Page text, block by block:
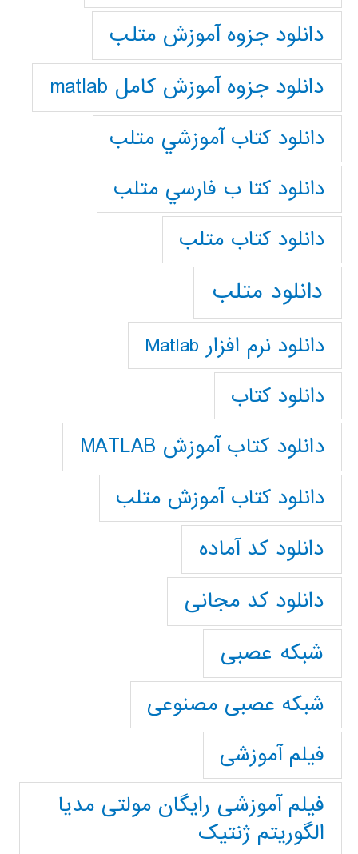
دانلود جزوه آموزش متلب
دانلود جزوه آموزش کامل matlab
دانلود كتاب آموزشي متلب
دانلود كتا ب فارسي متلب
دانلود كتاب متلب
دانلود متلب
دانلود نرم افزار Matlab
دانلود کتاب
دانلود کتاب آموزش MATLAB
دانلود کتاب آموزش متلب
دانلود کد آماده
دانلود کد مجانی
شبکه عصبی
شبکه عصبی مصنوعی
فیلم آموزشی
فیلم آموزشی رایگان مولتی مدیا
الگوریتم ژنتیک